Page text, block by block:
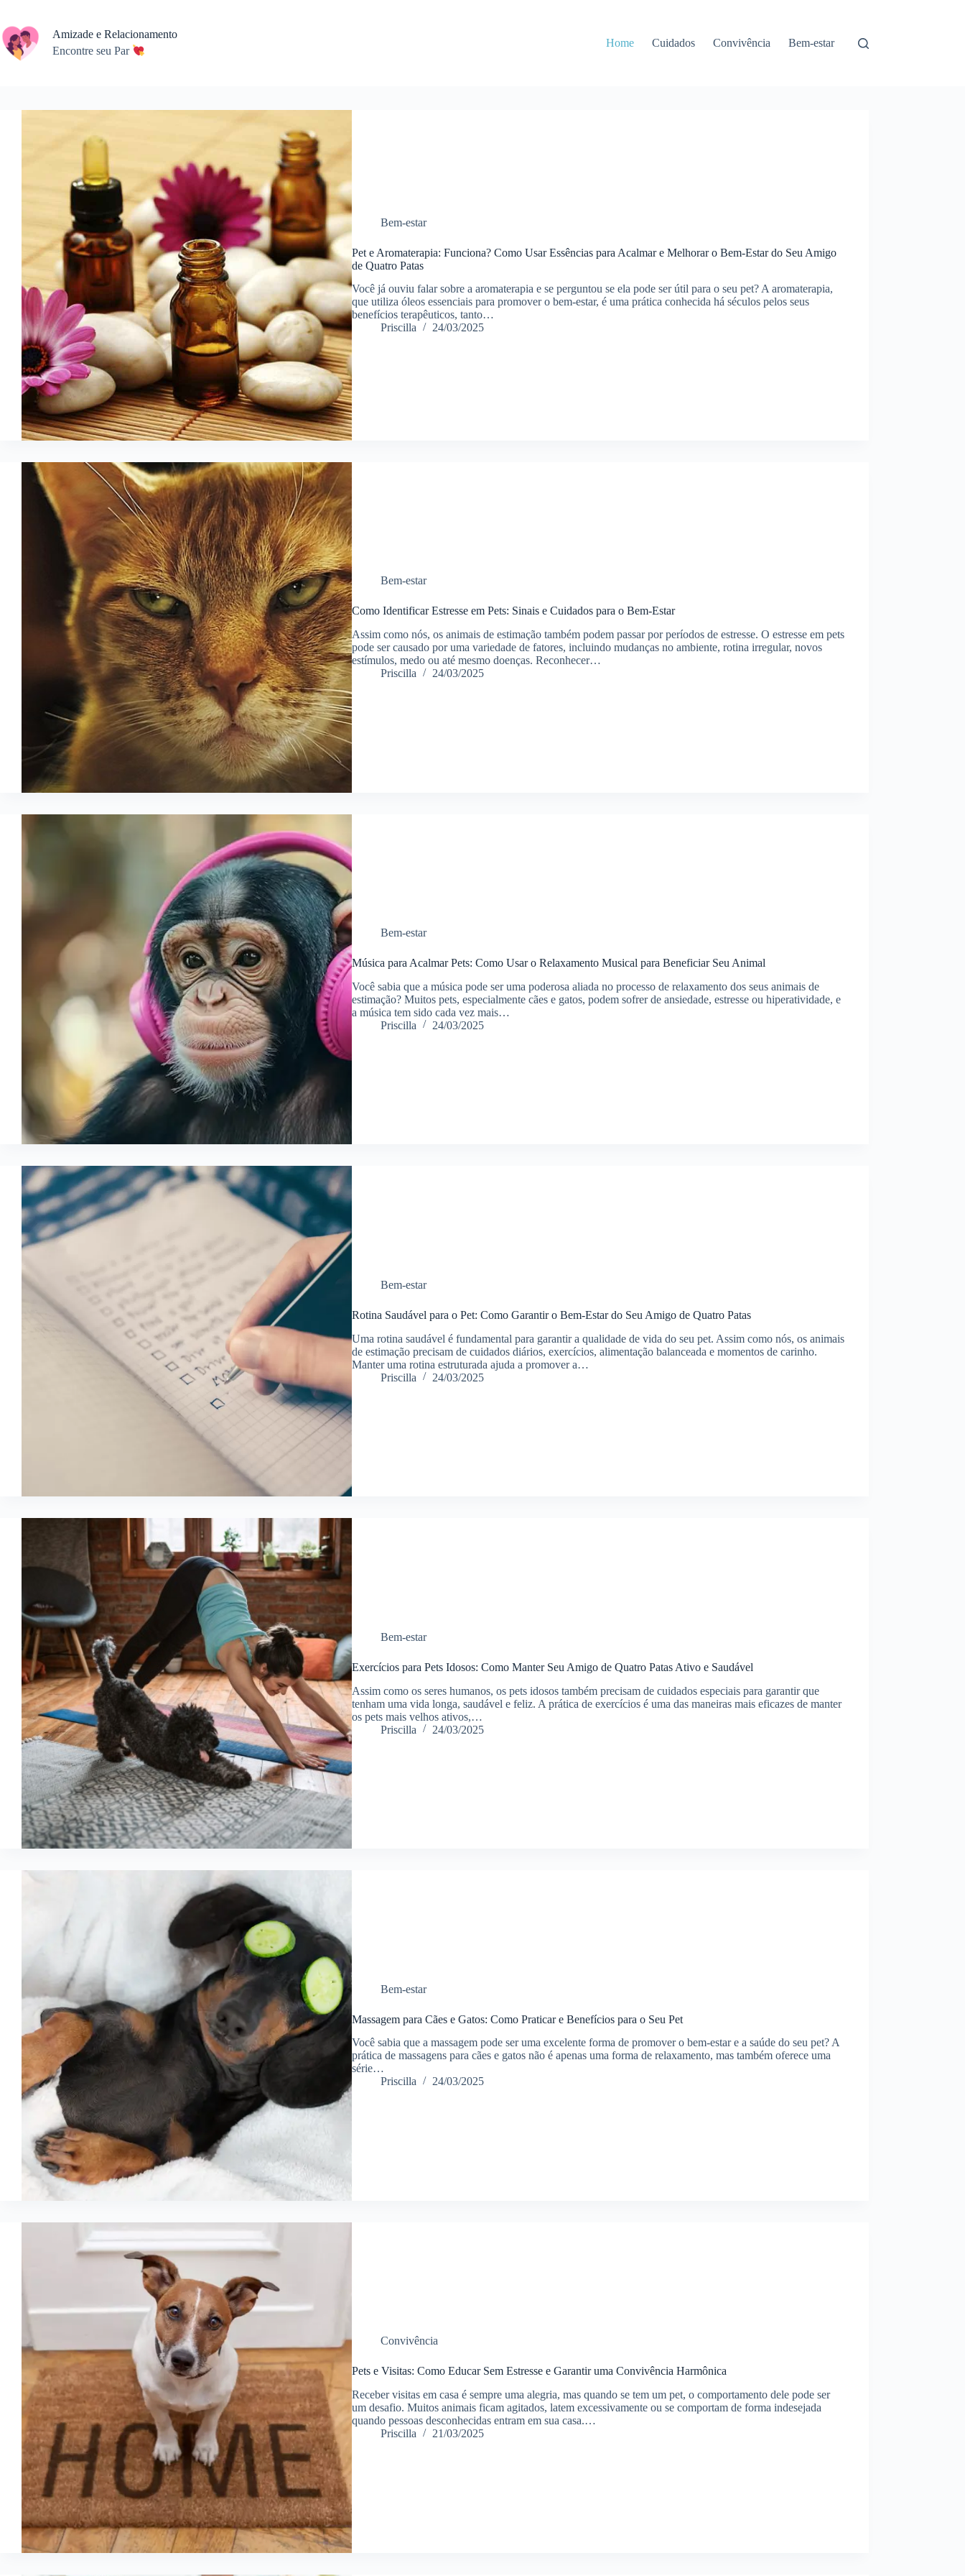
o
conteúdo
Amizade e Relacionamento
Encontre seu Par
Home Cuidados Convivência Bem-estar
Bem-estar
Pet e Aromaterapia: Funciona? Como Usar Essências para Acalmar e Melhorar o Bem-Estar do Seu Amigo
de Quatro Patas
Você já ouviu falar sobre a aromaterapia e se perguntou se ela pode ser útil para o seu pet? A aromaterapia,
que utiliza óleos essenciais para promover o bem-estar, é uma prática conhecida há séculos pelos seus
benefícios terapêuticos, tanto…
Priscilla
24/03/2025
Bem-estar
Como Identificar Estresse em Pets: Sinais e Cuidados para o Bem-Estar
Assim como nós, os animais de estimação também podem passar por períodos de estresse. O estresse em pets
pode ser causado por uma variedade de fatores, incluindo mudanças no ambiente, rotina irregular, novos
estímulos, medo ou até mesmo doenças. Reconhecer…
Priscilla
24/03/2025
Bem-estar
Música para Acalmar Pets: Como Usar o Relaxamento Musical para Beneficiar Seu Animal
Você sabia que a música pode ser uma poderosa aliada no processo de relaxamento dos seus animais de
estimação? Muitos pets, especialmente cães e gatos, podem sofrer de ansiedade, estresse ou hiperatividade, e
a música tem sido cada vez mais…
Priscilla
24/03/2025
Bem-estar
Rotina Saudável para o Pet: Como Garantir o Bem-Estar do Seu Amigo de Quatro Patas
Uma rotina saudável é fundamental para garantir a qualidade de vida do seu pet. Assim como nós, os animais
de estimação precisam de cuidados diários, exercícios, alimentação balanceada e momentos de carinho.
Manter uma rotina estruturada ajuda a promover a…
Priscilla
24/03/2025
Bem-estar
Exercícios para Pets Idosos: Como Manter Seu Amigo de Quatro Patas Ativo e Saudável
Assim como os seres humanos, os pets idosos também precisam de cuidados especiais para garantir que
tenham uma vida longa, saudável e feliz. A prática de exercícios é uma das maneiras mais eficazes de manter
os pets mais velhos ativos,…
Priscilla
24/03/2025
Bem-estar
Massagem para Cães e Gatos: Como Praticar e Benefícios para o Seu Pet
Você sabia que a massagem pode ser uma excelente forma de promover o bem-estar e a saúde do seu pet? A
prática de massagens para cães e gatos não é apenas uma forma de relaxamento, mas também oferece uma
série…
Priscilla
24/03/2025
Convivência
Pets e Visitas: Como Educar Sem Estresse e Garantir uma Convivência Harmônica
Receber visitas em casa é sempre uma alegria, mas quando se tem um pet, o comportamento dele pode ser
um desafio. Muitos animais ficam agitados, latem excessivamente ou se comportam de forma indesejada
quando pessoas desconhecidas entram em sua casa.…
Priscilla
21/03/2025